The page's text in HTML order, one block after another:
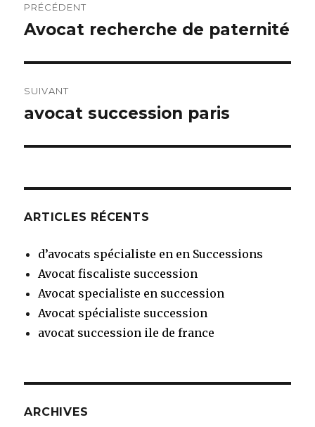
de
PRÉCÉDENT
Article
Avocat recherche de paternité
SUIVANT
Article
avocat succession paris
ARTICLES RÉCENTS
d’avocats spécialiste en en Successions
Avocat fiscaliste succession
Avocat specialiste en succession
Avocat spécialiste succession
avocat succession ile de france
ARCHIVES